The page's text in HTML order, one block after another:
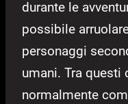
durante le
possibile
personaggi
umani. Tra questi
normalmente